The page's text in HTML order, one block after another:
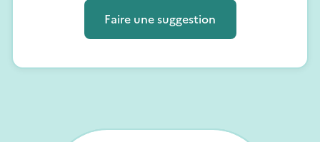
Faire une suggestion